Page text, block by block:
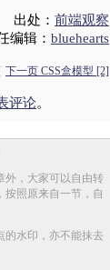
出处： 前端观察
编辑： bluehearts
下一页 CSS盒模型 [2]
评论。
外，大家可以自由转
照原来自一节，自
的水印，亦不能抹去